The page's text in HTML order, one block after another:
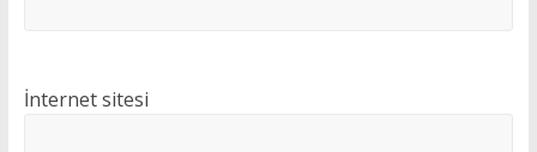
İnternet sitesi